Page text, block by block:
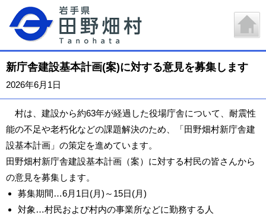
新庁舎建設基本計画(案)に対する意見を募集します
2026年6月1日
村は、建設から約63年が経過した役場庁舎について、耐震性
能の不足や老朽化などの課題解決のため、「田野畑村新庁舎建
設基本計画」の策定を進めています。
田野畑村新庁舎建設基本計画（案）に対する村民の皆さんから
の意見を募集します。
募集期間…6月1日(月)～15日(月)
対象…村民および村内の事業所などに勤務する人